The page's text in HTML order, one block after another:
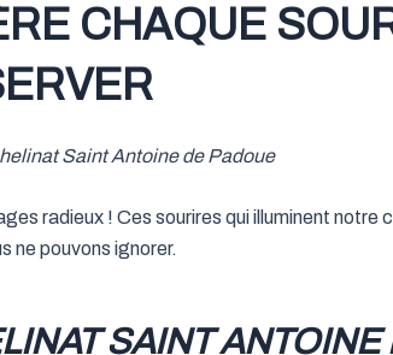
CHAQUE
Saint Antoine de Padoue
radieux ! Ces sourires qui illuminent
ne pouvons ignorer.
SAINT